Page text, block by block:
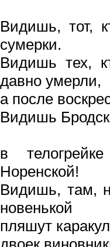
Видишь, тот,
сумерки.
Видишь тех,
давно умерли,
а после
Видишь
в
Норенской!
Видишь, там,
новенькой
пляшут